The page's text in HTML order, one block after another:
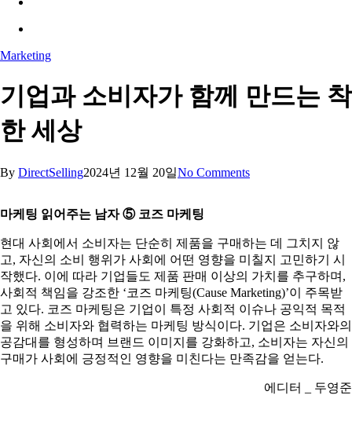
Marketing
기업과 소비자가 함께 만드는 착
한 세상
By DirectSelling2024년 12월 20일No Comments
마케팅 읽어주는 남자 ⑤ 코즈 마케팅
현대 사회에서 소비자는 단순히 제품을 구매하는 데 그치지 않
고, 자신의 소비 행위가 사회에 어떤 영향을 미칠지 고민하기 시
작했다. 이에 따라 기업들도 제품 판매 이상의 가치를 추구하며,
사회적 책임을 강조한 ‘코즈 마케팅(Cause Marketing)’이 주목받
고 있다. 코즈 마케팅은 기업이 특정 사회적 이슈나 공익적 목적
을 위해 소비자와 협력하는 마케팅 방식이다. 기업은 소비자와의
공감대를 형성하며 브랜드 이미지를 강화하고, 소비자는 자신의
구매가 사회에 긍정적인 영향을 미친다는 만족감을 얻는다.
에디터 _ 두영준